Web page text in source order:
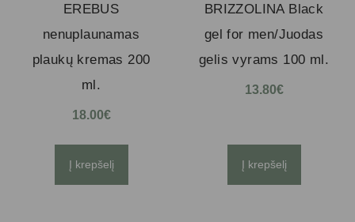
EREBUS
nenuplaunamas
plaukų kremas 200
ml.
18.00€
Į krepšelį
BRIZZOLINA Black
gel for men/Juodas
gelis vyrams 100 ml.
13.80€
Į krepšelį